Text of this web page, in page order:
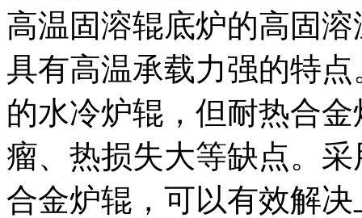
高温固溶辊底炉的高固
具有高温承载力强的特
的水冷炉辊，但耐热合
瘤、热损失大等缺点。
合金炉辊，可以有效解